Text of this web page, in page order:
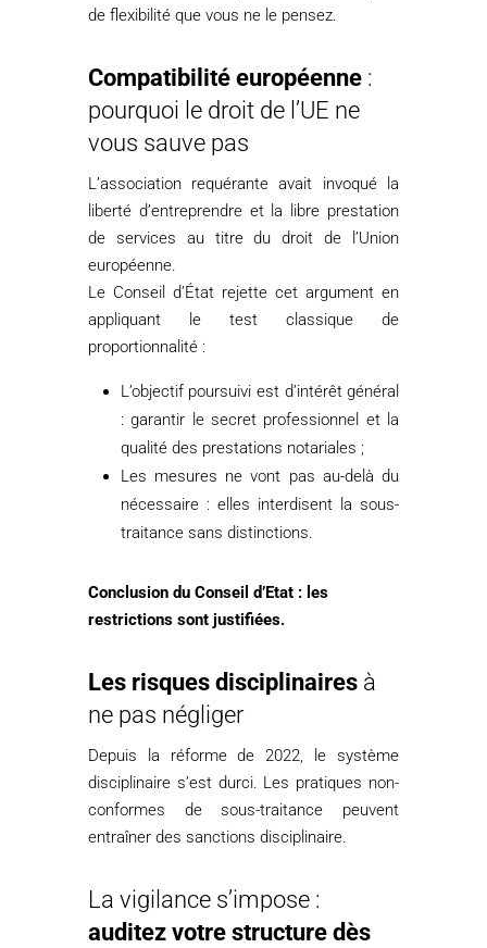
de flexibilité que vous ne le pensez.
Compatibilité européenne:
pourquoi le droit de l’UE ne
vous sauve pas
L’association requérante avait invoqué la
liberté d’entreprendre et la libre prestation
de services au titre du droit de l’Union
européenne.
Le Conseil d’État rejette cet argument en
appliquant le test classique de
proportionnalité :
L’objectif poursuivi est d’intérêt général
: garantir le secret professionnel et la
qualité des prestations notariales ;
Les mesures ne vont pas au-delà du
nécessaire : elles interdisent la sous-
traitance sans distinctions.
Conclusion du Conseil d’Etat : les
restrictions sont justifiées.
Les risques disciplinairesà
ne pas négliger
Depuis la réforme de 2022, le système
disciplinaire s’est durci. Les pratiques non-
conformes de sous-traitance peuvent
entraîner des sanctions disciplinaire.
La vigilance s’impose :
auditez votre structure dès